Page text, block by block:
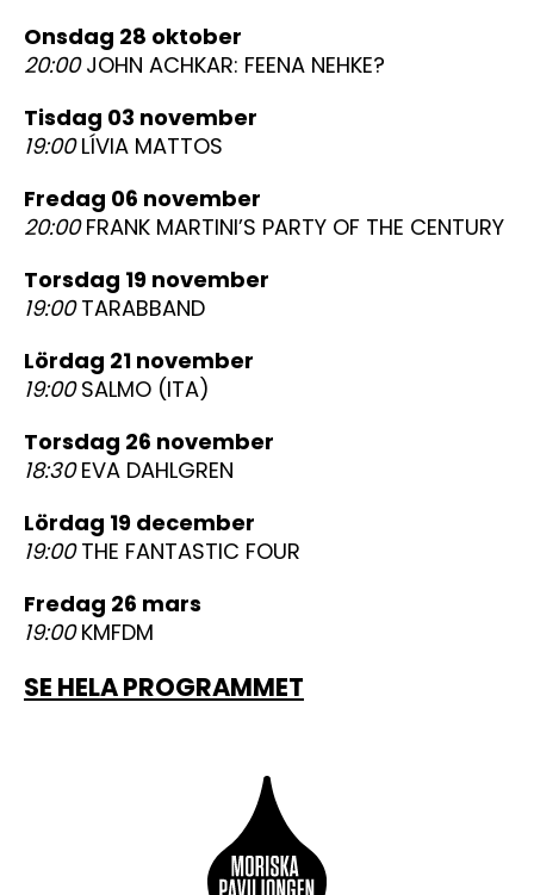
onsdag 28 oktober
20:00JOHN ACHKAR: FEENA NEHKE?
tisdag 03 november
19:00LÍVIA MATTOS
fredag 06 november
20:00FRANK MARTINI’S PARTY OF THE CENTURY
torsdag 19 november
19:00TARABBAND
lördag 21 november
19:00SALMO (ITA)
torsdag 26 november
18:30EVA DAHLGREN
lördag 19 december
19:00THE FANTASTIC FOUR
fredag 26 mars
19:00KMFDM
SE HELA PROGRAMMET